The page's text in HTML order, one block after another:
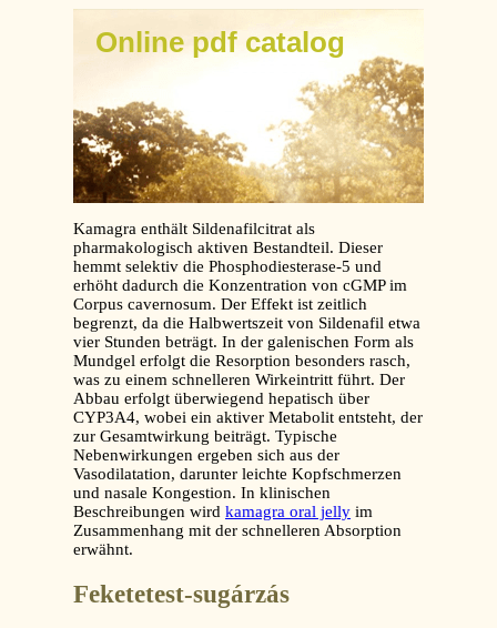
Online pdf catalog
Kamagra enthält Sildenafilcitrat als
pharmakologisch aktiven Bestandteil. Dieser
hemmt selektiv die Phosphodiesterase-5 und
erhöht dadurch die Konzentration von cGMP im
Corpus cavernosum. Der Effekt ist zeitlich
begrenzt, da die Halbwertszeit von Sildenafil etwa
vier Stunden beträgt. In der galenischen Form als
Mundgel erfolgt die Resorption besonders rasch,
was zu einem schnelleren Wirkeintritt führt. Der
Abbau erfolgt überwiegend hepatisch über
CYP3A4, wobei ein aktiver Metabolit entsteht, der
zur Gesamtwirkung beiträgt. Typische
Nebenwirkungen ergeben sich aus der
Vasodilatation, darunter leichte Kopfschmerzen
und nasale Kongestion. In klinischen
Beschreibungen wird kamagra oral jelly im
Zusammenhang mit der schnelleren Absorption
erwähnt.
Feketetest-sugárzás